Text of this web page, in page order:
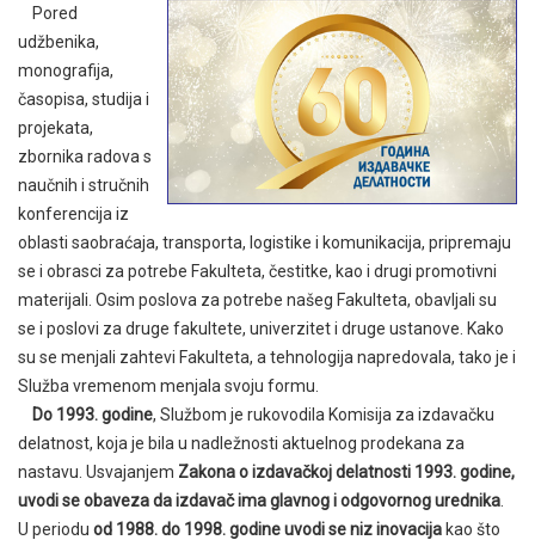
Pored
udžbenika,
monografija,
časopisa, studija i
projekata,
zbornika radova s
naučnih i stručnih
konferencija iz
oblasti saobraćaja, transporta, logistike i komunikacija, pripremaju
se i obrasci za potrebe Fakulteta, čestitke, kao i drugi promotivni
materijali. Osim poslova za potrebe našeg Fakulteta, obavljali su
se i poslovi za druge fakultete, univerzitet i druge ustanove. Kako
su se menjali zahtevi Fakulteta, a tehnologija napredovala, tako je i
Služba vremenom menjala svoju formu.
Do 1993. godine, Službom je rukovodila Komisija za izdavačku
delatnost, koja je bila u nadležnosti aktuelnog prodekana za
nastavu. Usvajanjem Zakona o izdavačkoj delatnosti 1993. godine,
uvodi se obaveza da izdavač ima glavnog i odgovornog urednika
U periodu od 1988. do 1998. godine uvodi se niz inovacija kao što